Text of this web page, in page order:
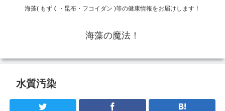
海藻( もずく・昆布・フコイダン )等の健康情報をお届けします！
海藻の魔法！
水質汚染